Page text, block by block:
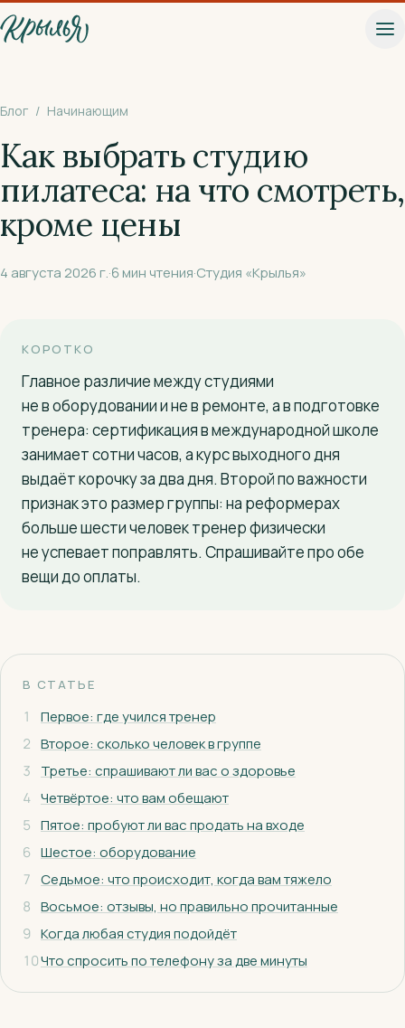
К основному содержанию
Записаться на пробное
+7 (927) 126-77-55
Блог / Начинающим
Как выбрать студию
пилатеса: на что смотреть,
кроме цены
4 августа 2026 г.·6мин чтения·Студия «Крылья»
КОРОТКО
Главное различие между студиями
не в оборудовании и не в ремонте, а в подготовке
тренера: сертификация в международной школе
занимает сотни часов, а курс выходного дня
выдаёт корочку за два дня. Второй по важности
признак это размер группы: на реформерах
больше шести человек тренер физически
не успевает поправлять. Спрашивайте про обе
вещи до оплаты.
В СТАТЬЕ
1
Первое: где учился тренер
2 Второе: сколько человек в группе
3
Третье: спрашивают ли вас о здоровье
4 Четвёртое: что вам обещают
5 Пятое: пробуют ли вас продать на входе
6 Шестое: оборудование
7 Седьмое: что происходит, когда вам тяжело
8 Восьмое: отзывы, но правильно прочитанные
9 Когда любая студия подойдёт
10Что спросить по телефону за две минуты